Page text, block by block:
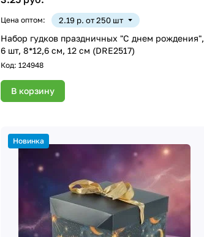
Цена оптом: 2.19 р. от 250 шт
Набор гудков праздничных "С днем рождения",
6 шт, 8*12,6 см, 12 см (DRE2517)
Код: 124948
В корзину
Новинка